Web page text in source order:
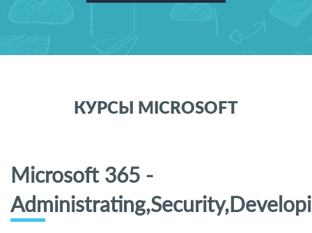
КУРСЫ MICROSOFT
Microsoft 365 -